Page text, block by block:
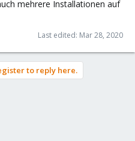
mehrere Installationen auf
Last edited: Mar 28, 2020
to reply here.